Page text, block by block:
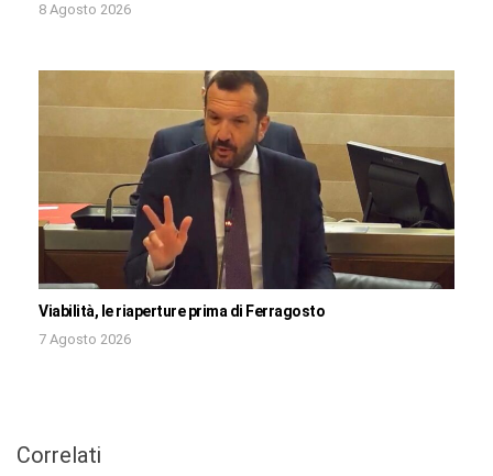
8 Agosto 2026
Viabilità, le riaperture prima di Ferragosto
7 Agosto 2026
Correlati